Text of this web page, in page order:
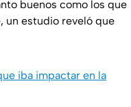
buenos como los que
un estudio reveló que
iba impactar en la